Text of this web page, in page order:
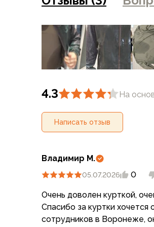
Компрессионные мешки
Коврики
Надувные
Самонадувающиеся
Пенки
Аксессуары
Экспедиционные
Треккинговые
Питьевые системы
Аксессуары
Сумки, баулы
Несессеры, кошельки
Гермоупаковка
4.3 На
Написать отзыв
Владимир М.
05.07.2026 0
Очень доволен курткой,
Спасибо за куртки хочется
сотрудников в Воронеже,